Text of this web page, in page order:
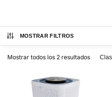
MOSTRAR FILTROS
Mostrar todos los 2 resultados